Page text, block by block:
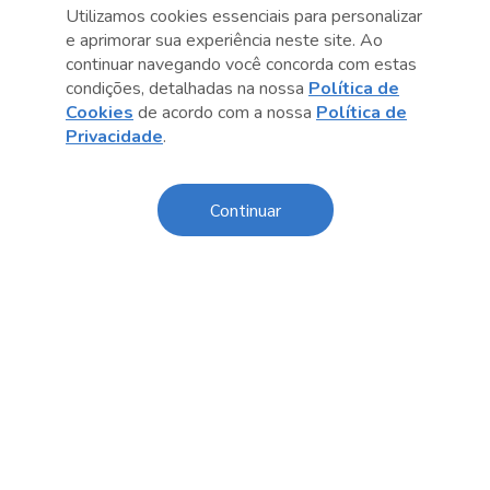
Central de Relacionamento
Transparência
Código de Conduta e Ética
Utilizamos cookies essenciais para personalizar
e aprimorar sua experiência neste site. Ao
continuar navegando você concorda com estas
condições, detalhadas na nossa Política de
Cookies de acordo com a nossa Política de
Privacidade.
Continuar